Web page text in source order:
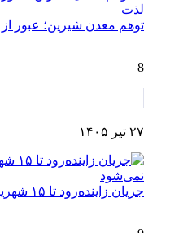
توهم معدن شیرین؛ عبور از
8
۲۷ تیر ۱۴۰۵
جریان زاینده‌رود تا ۱۵ شهریور ادامه دارد؛ آب بسته نمی‌شود